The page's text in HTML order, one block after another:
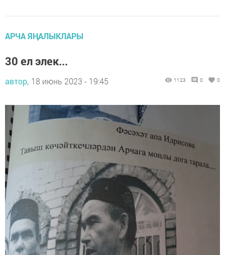
АРЧА ЯҢАЛЫКЛАРЫ
30 ел элек...
автор, 18 июнь 2023 - 19:45 1123 0 0